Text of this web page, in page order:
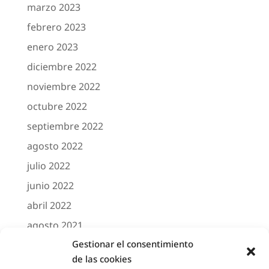
Gestionar el consentimiento
de las cookies
marzo 2023
febrero 2023
enero 2023
diciembre 2022
noviembre 2022
octubre 2022
septiembre 2022
agosto 2022
julio 2022
junio 2022
abril 2022
agosto 2021
marzo 2021
febrero 2021